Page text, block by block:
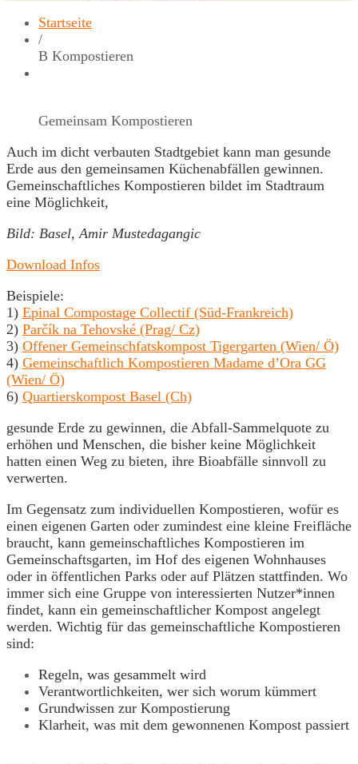
Startseite
/
B Kompostieren
Gemeinsam Kompostieren
Auch im dicht verbauten Stadtgebiet kann man gesunde
Erde aus den gemeinsamen Küchenabfällen gewinnen.
Gemeinschaftliches Kompostieren bildet im Stadtraum
eine Möglichkeit,
Bild: Basel, Amir Mustedagangic
Download Infos
Beispiele:
1) Epinal Compostage Collectif (Süd-Frankreich)
2) Parčík na Tehovské (Prag/ Cz)
3) Offener Gemeinschfatskompost Tigergarten (Wien/ Ö)
4) Gemeinschaftlich Kompostieren Madame d’Ora GG
(Wien/ Ö)
6) Quartierskompost Basel (Ch)
gesunde Erde zu gewinnen, die Abfall-Sammelquote zu
erhöhen und Menschen, die bisher keine Möglichkeit
hatten einen Weg zu bieten, ihre Bioabfälle sinnvoll zu
verwerten.
Im Gegensatz zum individuellen Kompostieren, wofür es
einen eigenen Garten oder zumindest eine kleine Freifläche
braucht, kann gemeinschaftliches Kompostieren im
Gemeinschaftsgarten, im Hof des eigenen Wohnhauses
oder in öffentlichen Parks oder auf Plätzen stattfinden. Wo
immer sich eine Gruppe von interessierten Nutzer*innen
findet, kann ein gemeinschaftlicher Kompost angelegt
werden. Wichtig für das gemeinschaftliche Kompostieren
sind:
Regeln, was gesammelt wird
Verantwortlichkeiten, wer sich worum kümmert
Grundwissen zur Kompostierung
Klarheit, was mit dem gewonnenen Kompost passiert